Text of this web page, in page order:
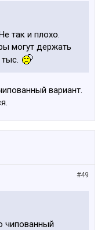
так и плохо.
могут держать
вариант.
#49
чипованный